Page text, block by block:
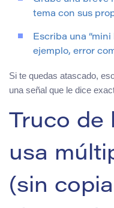
tema con sus
Escriba una
ejemplo, error
Si te quedas atascado,
una señal que le dice
Truco de
usa
(sin